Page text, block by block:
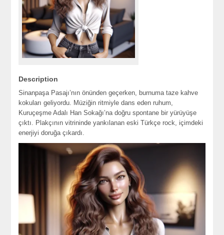
Description
Sinanpaşa Pasajı’nın önünden geçerken, burnuma taze kahve
kokuları geliyordu. Müziğin ritmiyle dans eden ruhum,
Kuruçeşme Adalı Han Sokağı’na doğru spontane bir yürüyüşe
çıktı. Plakçının vitrininde yankılanan eski Türkçe rock, içimdeki
enerjiyi doruğa çıkardı.